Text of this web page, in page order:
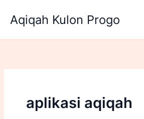
konten
Aqiqah Kulon Progo
aplikasi aqiqah